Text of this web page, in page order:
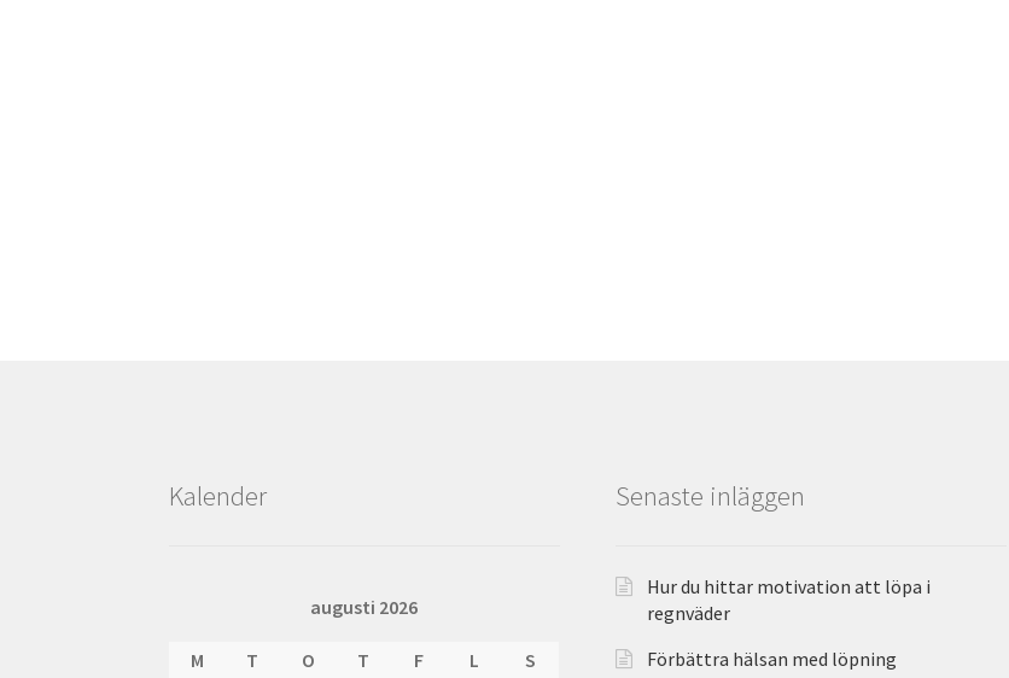
Kalender
augusti 2026
M T O T F L S
Senaste inläggen
Hur du hittar motivation att löpa i
regnväder
Förbättra hälsan med löpning